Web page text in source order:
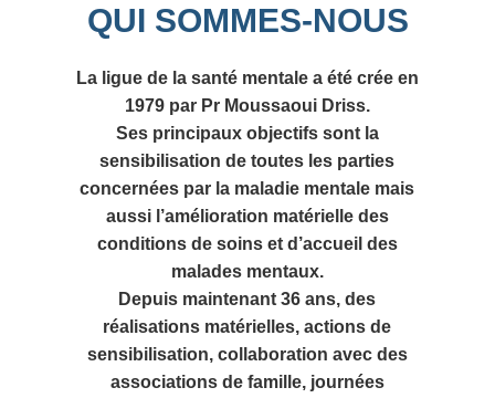
QUI SOMMES-NOUS
La ligue de la santé mentale a été crée en
1979 par Pr Moussaoui Driss.
Ses principaux objectifs sont la
sensibilisation de toutes les parties
concernées par la maladie mentale mais
aussi l’amélioration matérielle des
conditions de soins et d’accueil des
malades mentaux.
Depuis maintenant 36 ans, des
réalisations matérielles, actions de
sensibilisation, collaboration avec des
associations de famille, journées